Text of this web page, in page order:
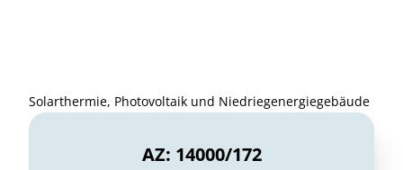
Solarthermie, Photovoltaik und Niedriegenergiegebäude
AZ: 14000/172